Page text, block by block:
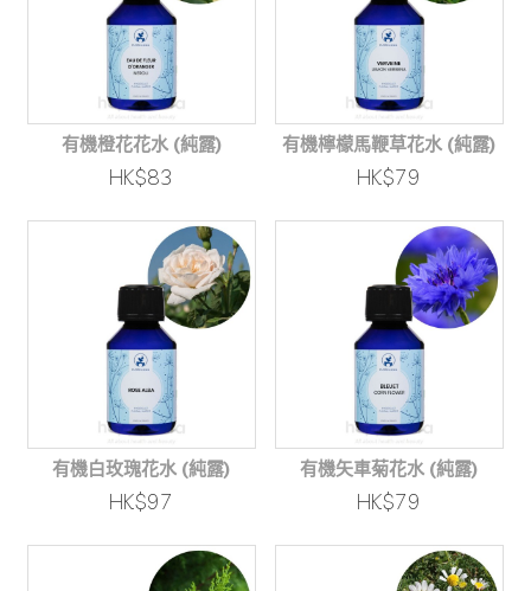
有機橙花花水 (純露)
HK$83
有機檸檬馬鞭草花水 (純露)
HK$79
有機白玫瑰花水 (純露)
HK$97
有機矢車菊花水 (純露)
HK$79